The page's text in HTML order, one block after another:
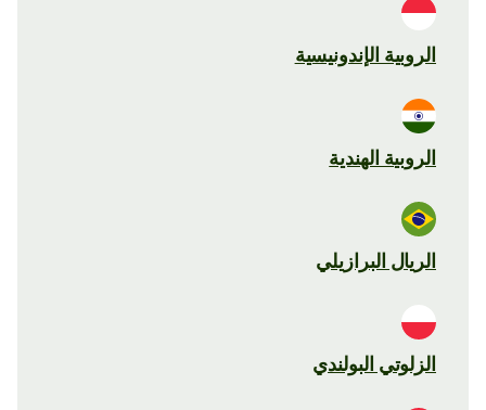
الروبية الإندونيسية
الروبية الهندية
الريال البرازيلي
الزلوتي البولندي